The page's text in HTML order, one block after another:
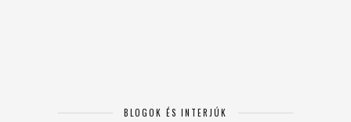
BLOGOK ÉS INTERJÚK